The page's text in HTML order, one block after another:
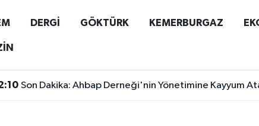
DERGİ GÖKTÜRK KEMERBURGAZ
Son Dakika: Ahbap Derneği'nin Yönetimine Kayyum